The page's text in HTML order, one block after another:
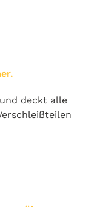
deckt alle